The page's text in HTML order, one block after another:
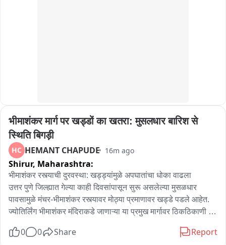
भीमाशंकर मार्ग पर खड्डों का खतरा: मुसलधार बारिश से
स्थिति बिगड़ी
HC HEMANT CHAPUDE 16m ago
Shirur, Maharashtra:
भीमाशंकर रस्त्याची दुरवस्था: खड्ड्यांमुळे अपघातांचा धोका वाढला
उत्तर पुणे जिल्ह्यात गेल्या काही दिवसांपासून सुरू असलेल्या मुसळधार
पावसामुळे मंचर-भीमाशंकर रस्त्यावर मोठ्या प्रमाणावर खड्डे पडले आहेत.
ज्योतिर्लिंग भीमाशंकर मंदिराकडे जाणाऱ्या या प्रमुख मार्गावर ठिकठिकाणी
गेल्या काही दिवसांत या खड्ड्यांमुळे गाड्यांची धडक होऊन अपघात
0 0 Share Report